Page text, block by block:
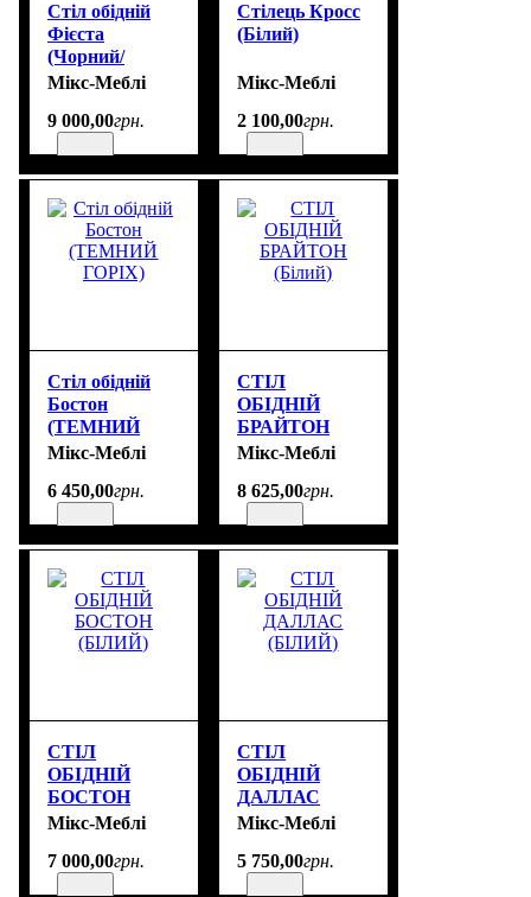
Стіл обідній
Фієста
(Чорний/
Мармур
Мікс-Меблі
9 000,00грн.
Стілець Кросс
(Білий)
Мікс-Меблі
2 100,00грн.
Стіл обідній
Бостон
(ТЕМНИЙ
ГОРІХ)
Мікс-Меблі
6 450,00грн.
СТІЛ
ОБІДНІЙ
БРАЙТОН
(Білий)
Мікс-Меблі
8 625,00грн.
СТІЛ
ОБІДНІЙ
БОСТОН
(БІЛИЙ)
Мікс-Меблі
7 000,00грн.
СТІЛ
ОБІДНІЙ
ДАЛЛАС
(БІЛИЙ)
Мікс-Меблі
5 750,00грн.